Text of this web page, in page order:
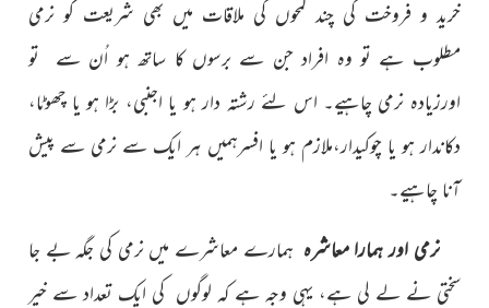
خرید و فروخت کی چند لمحوں کی ملاقات میں بھی شریعت کو نرمی
مطلوب ہے تو وہ افراد جن سے برسوں کا ساتھ ہو اُن سے تو
اورزیادہ نرمی چاہیے۔ اس لئے رشتہ دار ہو یا اجنبی، بڑا ہو یا چھوٹا،
دکاندار ہو یا چوکیدار،ملازم ہو یا افسرہمیں ہر ایک سے نرمی سے پیش
آنا چاہیے۔
نرمی اور ہمارا معاشرہ ہمارے معاشرے میں نرمی کی جگہ بے جا
سختی نے لے لی ہے، یہی وجہ ہے کہ لوگوں کی ایک تعداد سے خیر